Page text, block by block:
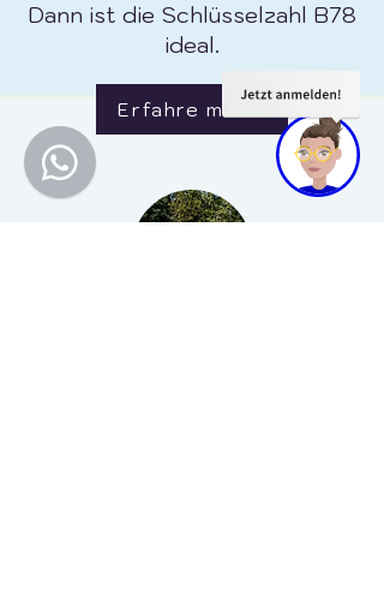
Dann ist die Schlüsselzahl B78
ideal.
Erfahre mehr